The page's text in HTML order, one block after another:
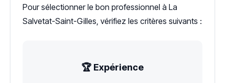
Pour sélectionner le bon professionnel à La
Salvetat-Saint-Gilles, vérifiez les critères suivants :
🏆 Expérience